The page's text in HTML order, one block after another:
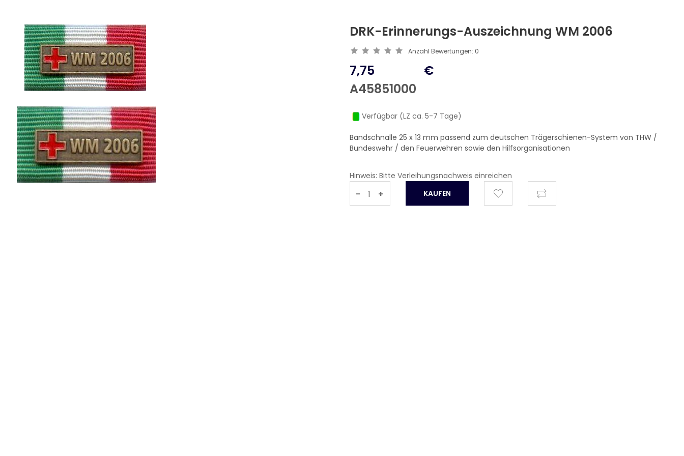
DRK-Erinnerungs-Auszeichnung WM 2006
Anzahl Bewertungen: 0
7,75
A45851000
€
Verfügbar (LZ ca. 5-7 Tage)
Bandschnalle 25 x 13 mm passend zum deutschen Trägerschienen-System von THW /
Bundeswehr / den Feuerwehren sowie den Hilfsorganisationen
Hinweis: Bitte Verleihungsnachweis einreichen
- +